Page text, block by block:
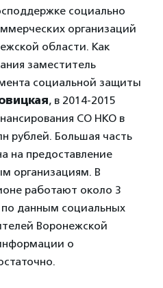
социально
организаций
области. Как
заместитель
социальной защиты
, в 2014-2015
СО НКО в
рублей. Большая часть
на предоставление
организациям. В
работают около 3
данным социальных
Воронежской
о